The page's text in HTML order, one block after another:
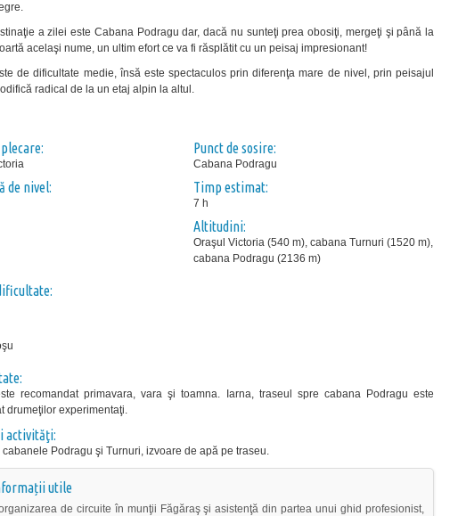
a zilei este Cabana Podragu dar, dacă nu sunteţi prea obosiţi, mergeţi şi până la
acelaşi nume, un ultim efort ce va fi răsplătit cu un peisaj impresionant!
de dificultate medie, însă este spectaculos prin diferenţa mare de nivel, prin peisajul
radical de la un etaj alpin la altul.
de nivel:
Punct de sosire:
Cabana Podragu
Timp estimat:
7 h
Altitudini:
Oraşul Victoria (540 m), cabana Turnuri (1520 m),
cabana Podragu (2136 m)
recomandat primavara, vara şi toamna. Iarna, traseul spre cabana Podragu este
drumeţilor experimentaţi.
activităţi:
Podragu şi Turnuri, izvoare de apă pe traseu.
utile
de circuite în munţii Făgăraş şi asistenţă din partea unui ghid profesionist,